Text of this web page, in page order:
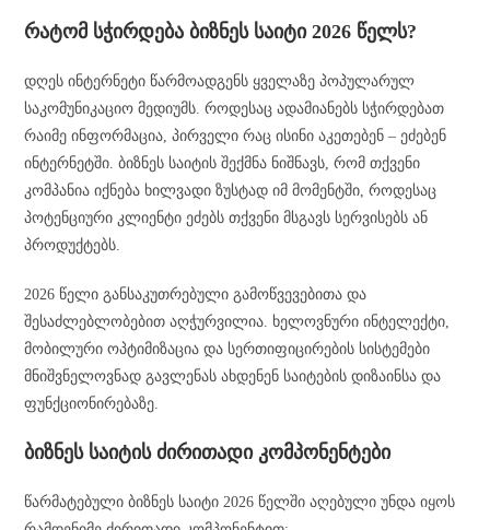
რატომ სჭირდება ბიზნეს საიტი 2026 წელს?
დღეს ინტერნეტი წარმოადგენს ყველაზე პოპულარულ
საკომუნიკაციო მედიუმს. როდესაც ადამიანებს სჭირდებათ
რაიმე ინფორმაცია, პირველი რაც ისინი აკეთებენ – ეძებენ
ინტერნეტში. ბიზნეს საიტის შექმნა ნიშნავს, რომ თქვენი
კომპანია იქნება ხილვადი ზუსტად იმ მომენტში, როდესაც
პოტენციური კლიენტი ეძებს თქვენი მსგავს სერვისებს ან
პროდუქტებს.
2026 წელი განსაკუთრებული გამოწვევებითა და
შესაძლებლობებით აღჭურვილია. ხელოვნური ინტელექტი,
მობილური ოპტიმიზაცია და სერთიფიცირების სისტემები
მნიშვნელოვნად გავლენას ახდენენ საიტების დიზაინსა და
ფუნქციონირებაზე.
ბიზნეს საიტის ძირითადი კომპონენტები
წარმატებული ბიზნეს საიტი 2026 წელში აღებული უნდა იყოს